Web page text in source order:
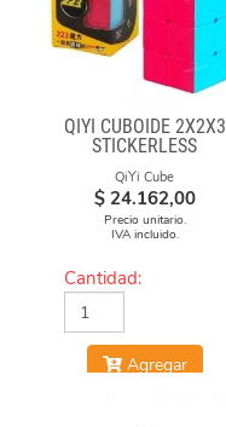
QIYI CUBOIDE 2X2X3
STICKERLESS
QiYi Cube
$ 24.162,00
Precio unitario.
IVA incluido.
Cantidad:
Agregar